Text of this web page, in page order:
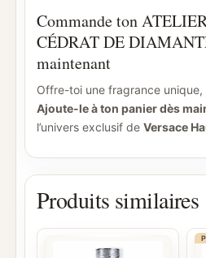
Commande ton
CÉDRAT DE
maintenant
Offre-toi une fragrance
Ajoute-le à ton panier dès
l’univers exclusif de Versace
Produits similaires